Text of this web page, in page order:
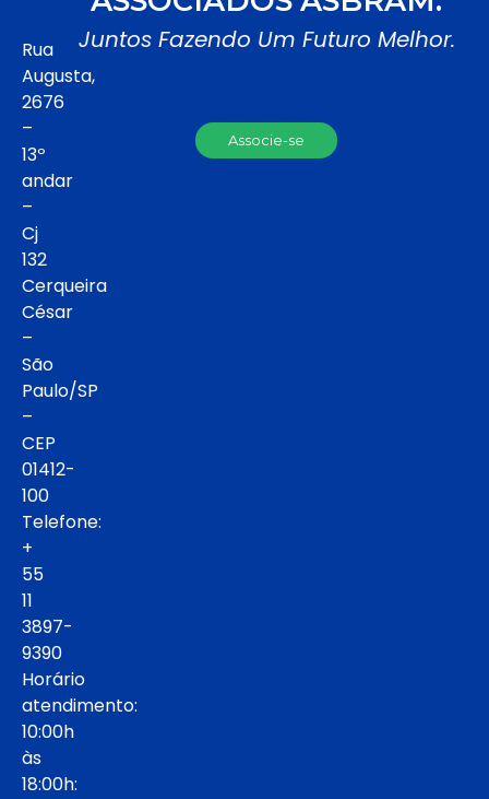
Rua
Augusta,
2676
–
13º
andar
–
Cj
132
Cerqueira
César
–
São
Paulo/SP
–
CEP
01412-
100
Telefone:
+
55
11
3897-
9390
Horário
atendimento:
10:00h
às
18:00h:
Juntos Fazendo Um Futuro Melhor.
Associe-se